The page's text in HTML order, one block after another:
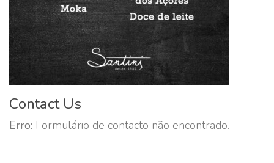
Contact Us
Erro: Formulário de contacto não encontrado.